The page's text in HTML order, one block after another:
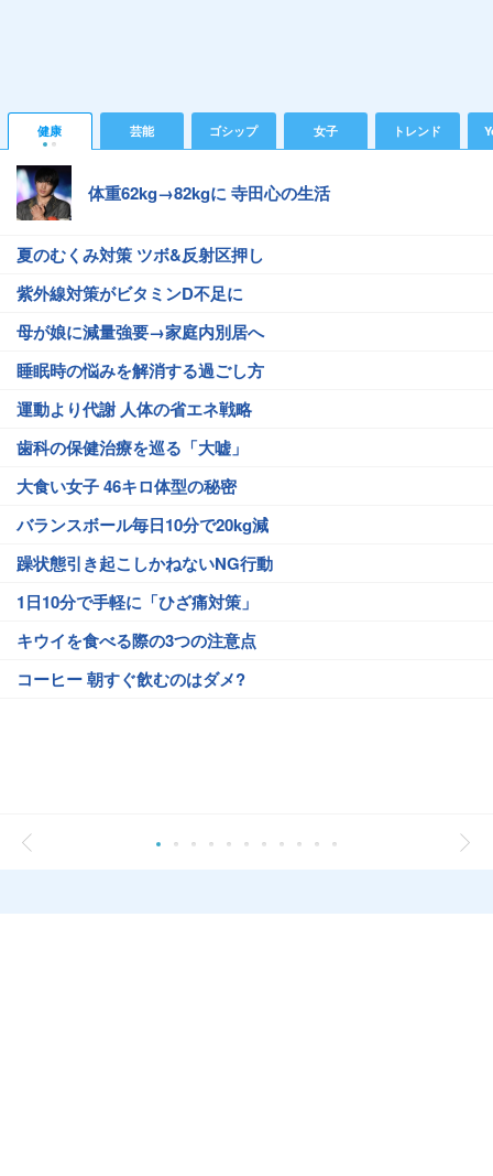
健康 芸能 ゴシップ 女子 トレンド
体重62kg→82kgに 寺田心の生活
夏のむくみ対策 ツボ&反射区押し
紫外線対策がビタミンD不足に
母が娘に減量強要→家庭内別居へ
睡眠時の悩みを解消する過ごし方
運動より代謝 人体の省エネ戦略
歯科の保健治療を巡る「大嘘」
大食い女子 46キロ体型の秘密
バランスボール毎日10分で20kg減
躁状態引き起こしかねないNG行動
1日10分で手軽に「ひざ痛対策」
キウイを食べる際の3つの注意点
コーヒー 朝すぐ飲むのはダメ?